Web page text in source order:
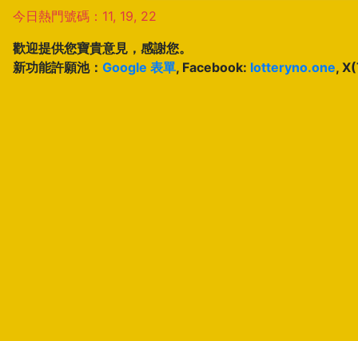
今日熱門號碼：11, 19, 22
歡迎提供您寶貴意見，感謝您。
新功能許願池： Google 表單, Facebook: lotteryno.one,